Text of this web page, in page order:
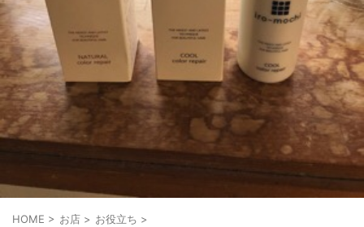
HOME > お店 > お役立ち >